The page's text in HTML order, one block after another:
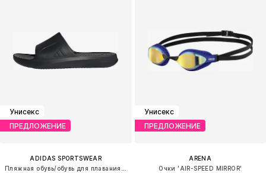
Унисекс
ПРЕДЛОЖЕНИЕ
ADIDAS SPORTSWEAR
Унисекс
ПРЕДЛОЖЕНИЕ
ARENA
Очки 'AIR-SPEED MIRROR'